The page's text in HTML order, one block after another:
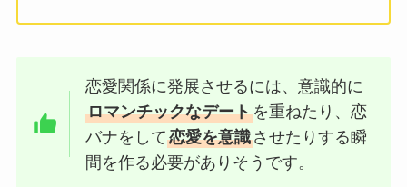
恋愛関係に発展させるには、意識的に
ロマンチックなデートを重ねたり、恋
バナをして恋愛を意識させたりする瞬
間を作る必要がありそうです。